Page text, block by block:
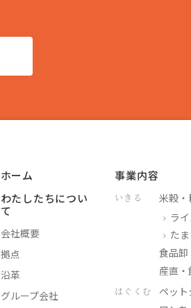
ホーム
わたしたちについ
て
会社概要
拠点
沿革
グループ会社
事業内容
いきる
米穀
ラ
た
食品
産直
はぐくむ
ペッ